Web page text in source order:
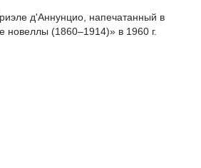
д'Аннунцио, напечатанный в
новеллы (1860–1914)» в 1960 г.